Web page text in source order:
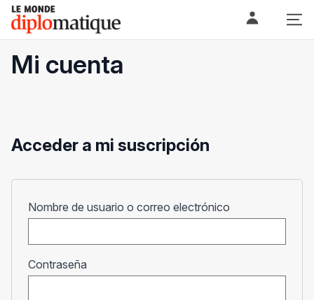
Skip
content
Le monde diplomatique
Mi cuenta
Acceder a mi suscripción
Nombre de usuario o correo electrónico
Contraseña